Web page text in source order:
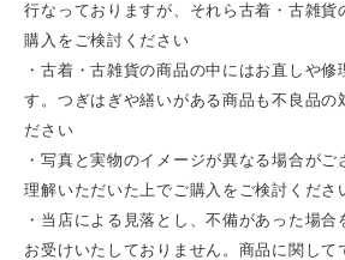
行なっておりますが、それら古着・古雑
購入をご検討ください
・古着・古雑貨の商品の中にはお直しや
す。つぎはぎや繕いがある商品も不良品の
ださい
・写真と実物のイメージが異なる場合が
理解いただいた上でご購入をご検討くださ
・当店による見落とし、不備があった場
お受けいたしておりません。商品に関して